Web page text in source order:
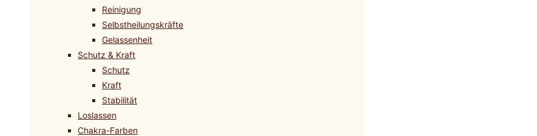
Reinigung
Selbstheilungskräfte
Gelassenheit
Schutz & Kraft
Schutz
Kraft
Stabilität
Loslassen
Chakra-Farben